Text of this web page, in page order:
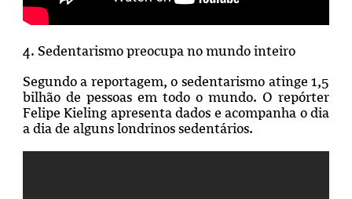
4. Sedentarismo preocupa no mundo inteiro
Segundo a reportagem, o sedentarismo atinge 1,5
bilhão de pessoas em todo o mundo. O repórter
Felipe Kieling apresenta dados e acompanha o dia
a dia de alguns londrinos sedentários.